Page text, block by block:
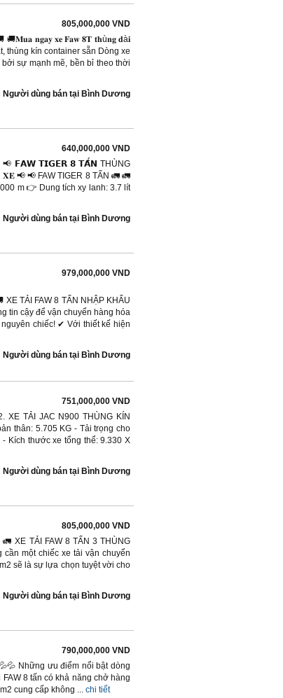
805,000,000 VND
𝐧𝐠𝐚𝐲 𝐱𝐞 𝐅𝐚𝐰 𝟖𝐓 𝐭𝐡ù𝐧𝐠 𝐝à𝐢
thùng kín container sẵn Dòng xe
sự mạnh mẽ, bền bỉ theo thời
Người dùng bán tại Bình Dương
640,000,000 VND
📢 𝗙𝗔𝗪 𝗧𝗜𝗚𝗘𝗥 𝟴 𝗧𝗔̂́𝗡 THÙNG
📢 📢 FAW TIGER 8 TẤN 🚛 🚛
m 👉 Dung tích xy lanh: 3.7 lít
Người dùng bán tại Bình Dương
979,000,000 VND
TẢI FAW 8 TẤN NHẬP KHẨU
tin cậy để vận chuyển hàng hóa
chiếc! ✔ Với thiết kế hiện
Người dùng bán tại Bình Dương
751,000,000 VND
XE TẢI JAC N900 THÙNG KÍN
thân: 5.705 KG - Tải trọng cho
Kích thước xe tổng thể: 9.330 X
Người dùng bán tại Bình Dương
805,000,000 VND
XE TẢI FAW 8 TẤN 3 THÙNG
cần một chiếc xe tải vận chuyển
sẽ là sự lựa chọn tuyệt vời cho
Người dùng bán tại Bình Dương
790,000,000 VND
Những ưu điểm nổi bật dòng
FAW 8 tấn có khả năng chở hàng
cung cấp không ... chi tiết